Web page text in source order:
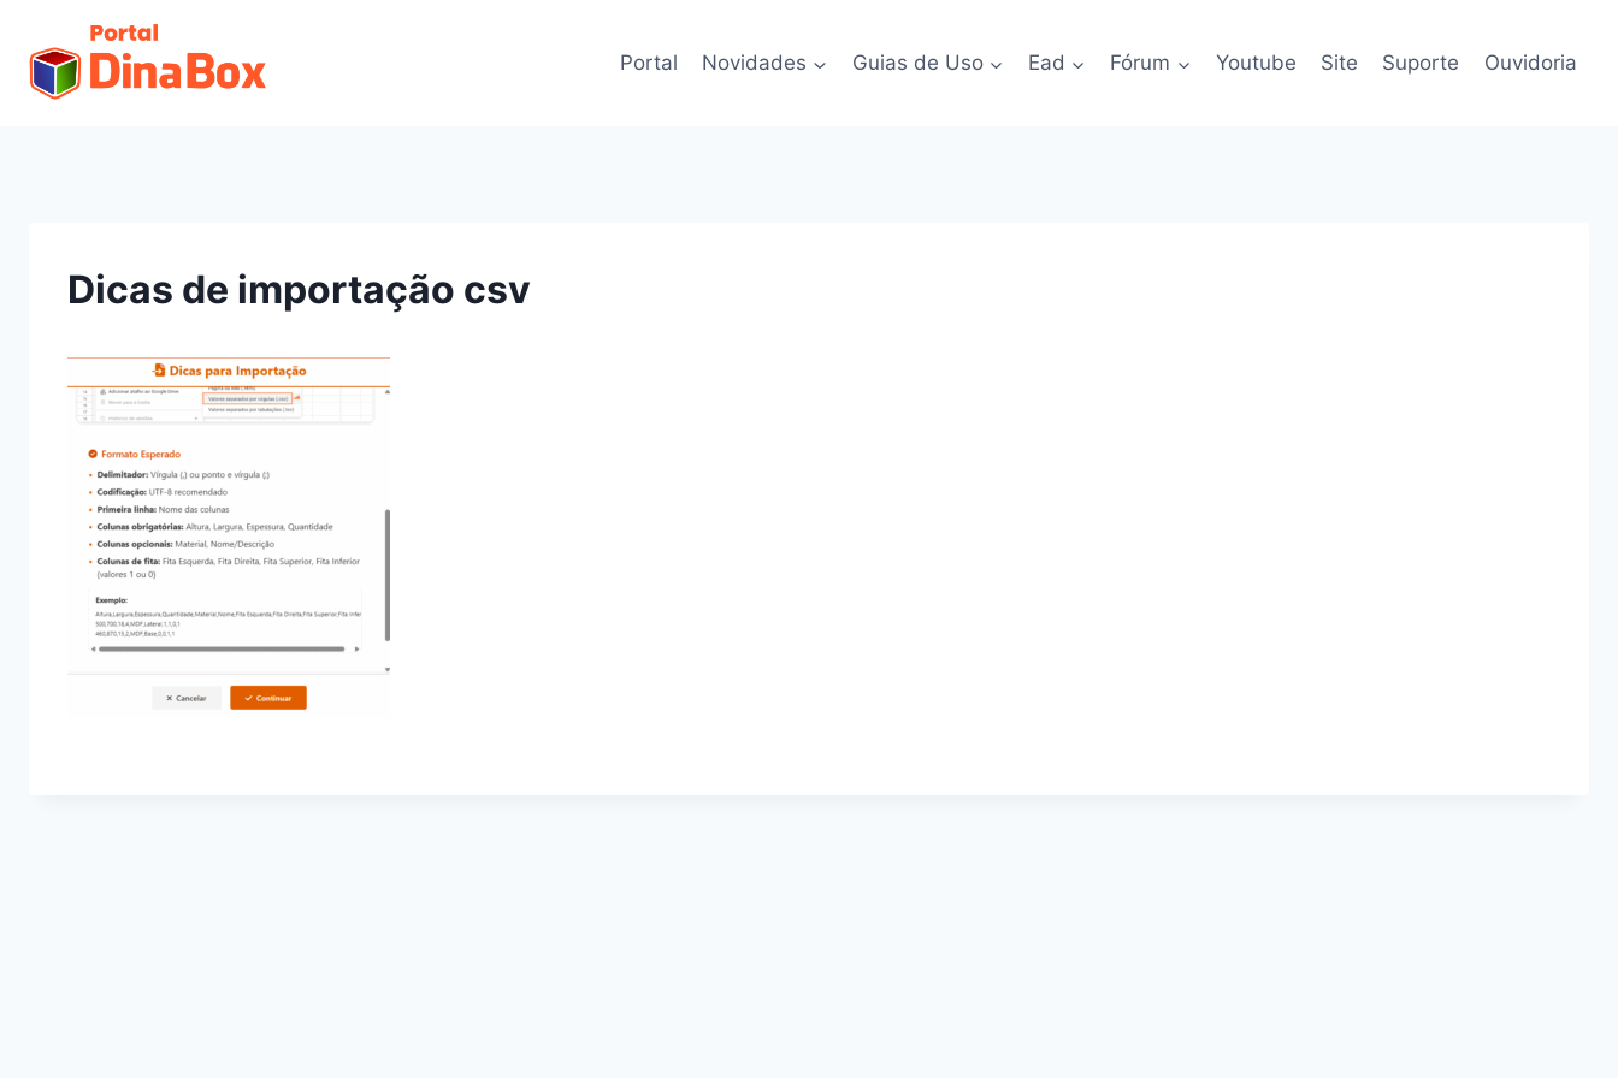
Portal Novidades Guias de Uso Ead Fórum Youtube Site Suporte Ouvidoria
Dicas de importação csv